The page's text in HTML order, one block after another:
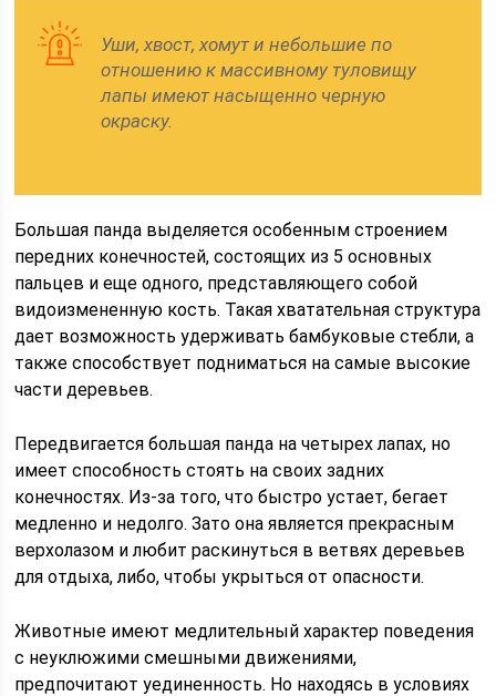
Уши, хвост, хомут и небольшие по
отношению к массивному туловищу
лапы имеют насыщенно черную
окраску.
Большая панда выделяется особенным строением
передних конечностей, состоящих из 5 основных
пальцев и еще одного, представляющего собой
видоизмененную кость. Такая хватательная структура
дает возможность удерживать бамбуковые стебли, а
также способствует подниматься на самые высокие
части деревьев.
Передвигается большая панда на четырех лапах, но
имеет способность стоять на своих задних
конечностях. Из-за того, что быстро устает, бегает
медленно и недолго. Зато она является прекрасным
верхолазом и любит раскинуться в ветвях деревьев
для отдыха, либо, чтобы укрыться от опасности.
Животные имеют медлительный характер поведения
с неуклюжими смешными движениями,
предпочитают уединенность. Но находясь в условиях